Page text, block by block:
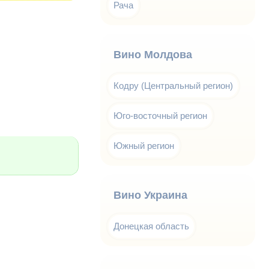
Рача
Вино Молдова
Кодру (Центральный регион)
Юго-восточный регион
Южный регион
Вино Украина
Донецкая область